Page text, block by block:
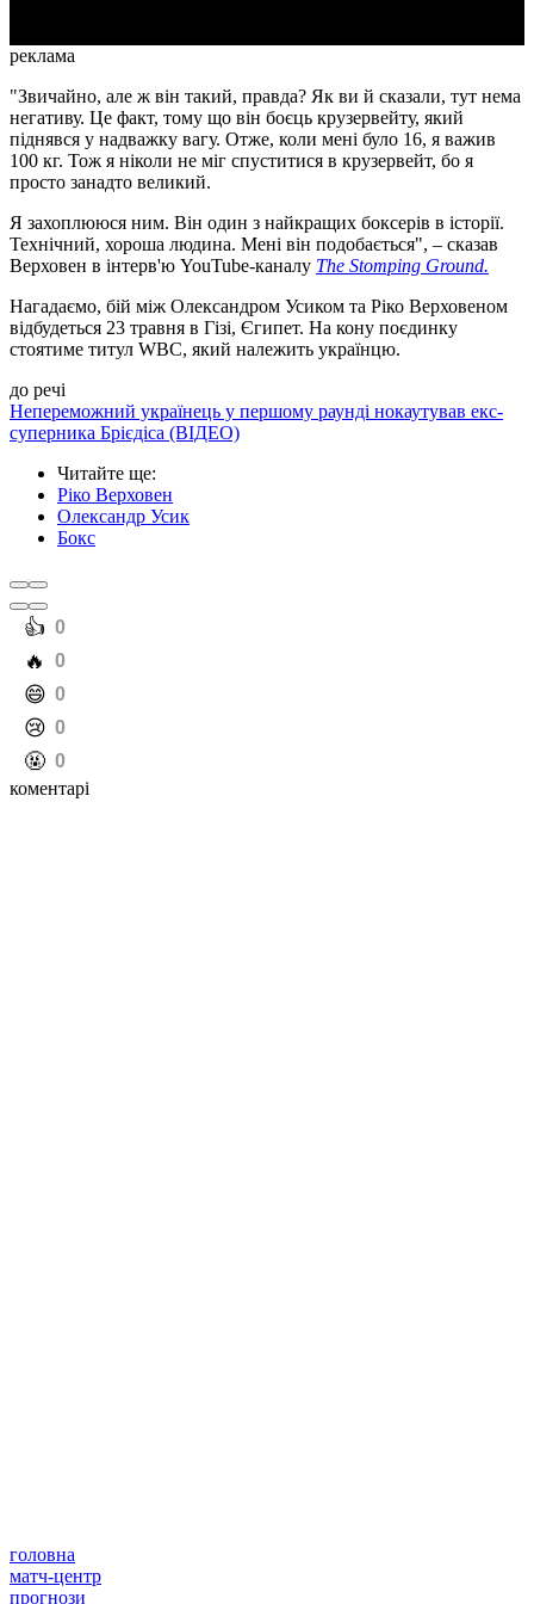
реклама
"Звичайно, але ж він такий, правда? Як ви й сказали, тут нема
негативу. Це факт, тому що він боєць крузервейту, який
піднявся у надважку вагу. Отже, коли мені було 16, я важив
100 кг. Тож я ніколи не міг спуститися в крузервейт, бо я
просто занадто великий.
Я захоплююся ним. Він один з найкращих боксерів в історії.
Технічний, хороша людина. Мені він подобається", – сказав
Верховен в інтерв'ю YouTube-каналу The Stomping Ground.
Нагадаємо, бій між Олександром Усиком та Ріко Верховеном
відбудеться 23 травня в Гізі, Єгипет. На кону поєдинку
стоятиме титул WBC, який належить українцю.
до речі
Непереможний українець у першому раунді нокаутував екс-
суперника Брієдіса (ВІДЕО)
Читайте ще:
Ріко Верховен
Олександр Усик
Бокс
️👍 0
️🔥 0
️😄 0
️😢 0
️🤬 0
коментарі
головна
матч-центр
прогнози